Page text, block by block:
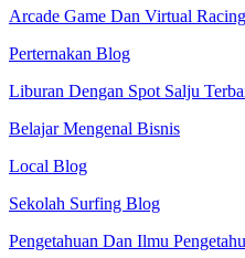
Arcade Game Dan Virtual Racing
Perternakan Blog
Liburan Dengan Spot Salju
Belajar Mengenal Bisnis
Local Blog
Sekolah Surfing Blog
Pengetahuan Dan Ilmu